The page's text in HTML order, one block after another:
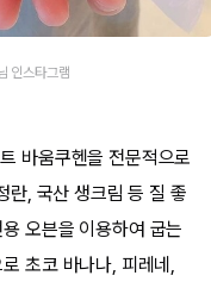
인스타그램
바움쿠헨을 전문적으로
란, 국산 생크림 등 질 좋
오븐을 이용하여 굽는
초코 바나나, 피레네,